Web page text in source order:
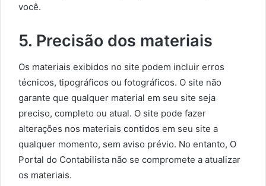
você.
5. Precisão dos materiais
Os materiais exibidos no site podem incluir erros
técnicos, tipográficos ou fotográficos. O site não
garante que qualquer material em seu site seja
preciso, completo ou atual. O site pode fazer
alterações nos materiais contidos em seu site a
qualquer momento, sem aviso prévio. No entanto, O
Portal do Contabilista não se compromete a atualizar
os materiais.